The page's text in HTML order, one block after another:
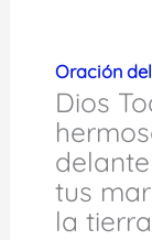
Oración
Dios
tus
la